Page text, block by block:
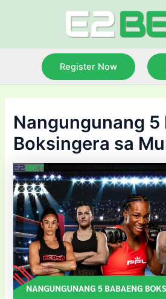
Register Now
Nangungunang 5
Boksingera sa